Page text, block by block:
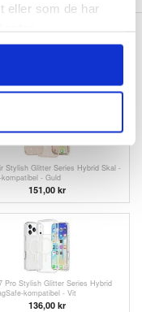
eller som de har
- Vit
Stylish Glitter Series Hybrid Skal -
- Guld
151,00 kr
Pro Stylish Glitter Series Hybrid
kompatibel - Vit
136,00 kr